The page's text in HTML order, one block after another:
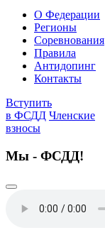
О Федерации
Регионы
Соревнования
Правила
Антидопинг
Контакты
Вступить
в ФСДД Членские
взносы
Мы - ФСДД!